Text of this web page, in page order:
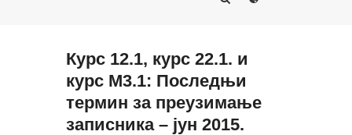
Курс 12.1, курс 22.1. и
курс М3.1: Последњи
термин за преузимање
записника – јун 2015.